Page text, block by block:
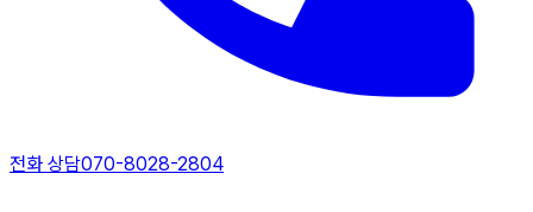
전화 상담070-8028-2804